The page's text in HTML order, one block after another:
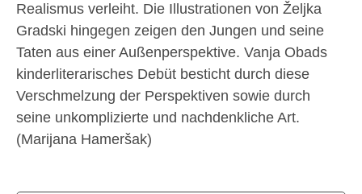
Realismus verleiht. Die Illustrationen von Željka
Gradski hingegen zeigen den Jungen und seine
Taten aus einer Außenperspektive. Vanja Obads
kinderliterarisches Debüt besticht durch diese
Verschmelzung der Perspektiven sowie durch
seine unkomplizierte und nachdenkliche Art.
(Marijana Hameršak)